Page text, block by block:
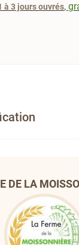
à 3 jours ouvrés,
DE LA